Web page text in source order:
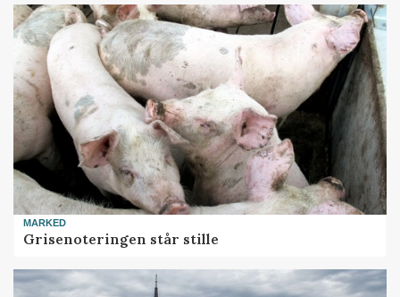
MARKED
Grisenoteringen står stille